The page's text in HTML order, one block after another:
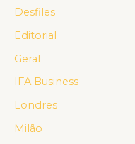
Desfiles
Editorial
Geral
IFA Business
Londres
Milão